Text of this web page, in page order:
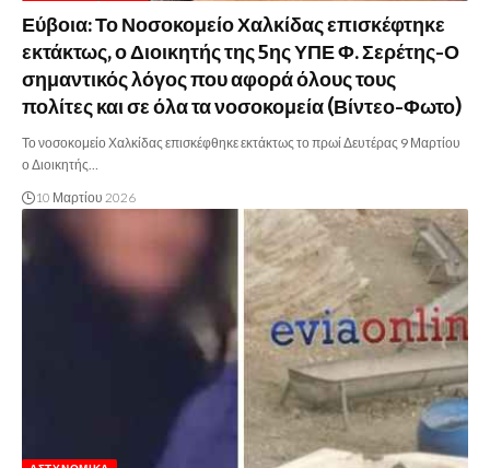
Εύβοια: Το Νοσοκομείο Χαλκίδας επισκέφτηκε
εκτάκτως, ο Διοικητής της 5ης ΥΠΕ Φ. Σερέτης-Ο
σημαντικός λόγος που αφορά όλους τους
πολίτες και σε όλα τα νοσοκομεία (Βίντεο-Φωτο)
Το νοσοκομείο Χαλκίδας επισκέφθηκε εκτάκτως το πρωί Δευτέρας 9 Μαρτίου
ο Διοικητής…
10 Μαρτίου 2026